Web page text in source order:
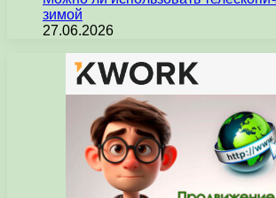
зимой
27.06.2026